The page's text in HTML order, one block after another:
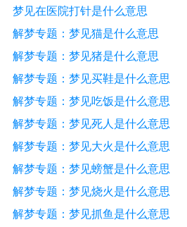
梦见在医院打针是什么意思
解梦专题：梦见猫是什么意思
解梦专题：梦见猪是什么意思
解梦专题：梦见买鞋是什么意思
解梦专题：梦见吃饭是什么意思
解梦专题：梦见死人是什么意思
解梦专题：梦见大火是什么意思
解梦专题：梦见螃蟹是什么意思
解梦专题：梦见烧火是什么意思
解梦专题：梦见抓鱼是什么意思